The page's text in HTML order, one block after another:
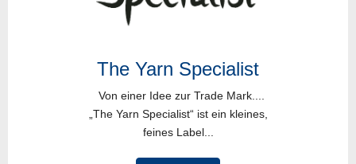
The Yarn Specialist
Von einer Idee zur Trade Mark....
„The Yarn Specialist“ ist ein kleines,
feines Label...